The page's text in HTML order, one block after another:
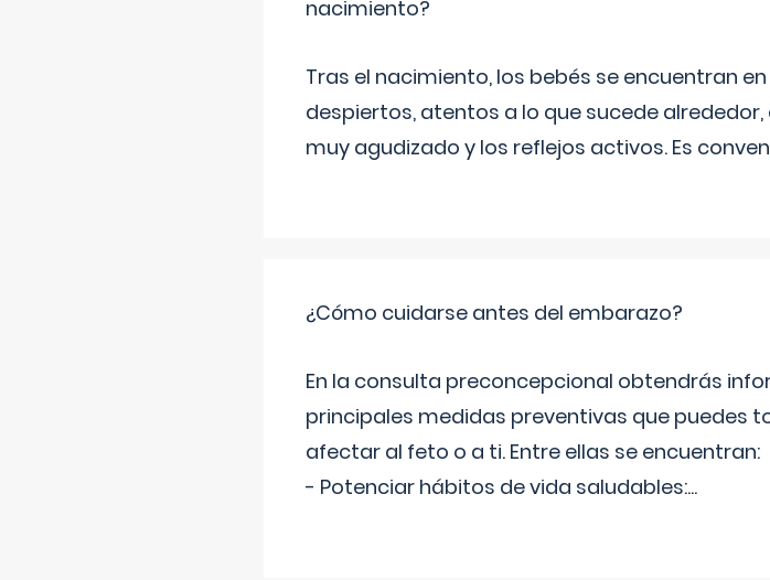
nacimiento?
Tras el nacimiento, los bebés se encuentran
despiertos, atentos a lo que sucede
muy agudizado y los reflejos activos. Es
¿Cómo cuidarse antes del embarazo?
En la consulta preconcepcional obtendrás
principales medidas preventivas que puedes
afectar al feto o a ti. Entre ellas se encuentran:
- Potenciar hábitos de vida saludables:...